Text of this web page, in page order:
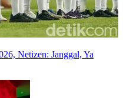
Netizen: Janggal, Ya